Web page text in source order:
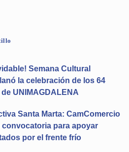
Semana Cultural
la celebración de los 64
UNIMAGDALENA
Santa Marta: CamComercio
convocatoria para apoyar
por el frente frío